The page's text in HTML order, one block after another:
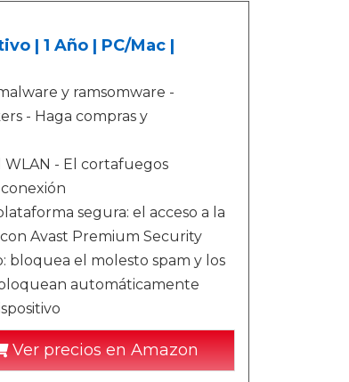
| 1 Año | PC/Mac |
y ramsomware -
- Haga compras y
- El cortafuegos
segura: el acceso a la
Avast Premium Security
el molesto spam y los
automáticamente
Ver precios en Amazon